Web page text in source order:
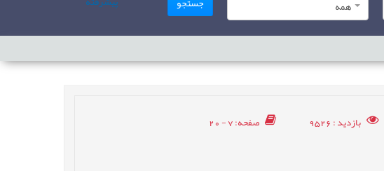
همه
بازدید: 9526 صفحه: 7 - 20